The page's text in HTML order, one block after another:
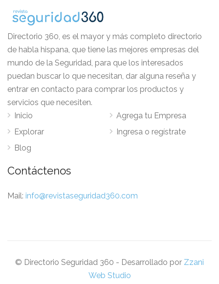
Directorio 360, es el mayor y más completo directorio
de habla hispana, que tiene las mejores empresas del
mundo de la Seguridad, para que los interesados
puedan buscar lo que necesitan, dar alguna reseña y
entrar en contacto para comprar los productos y
servicios que necesiten.
Inicio
Explorar
Blog
Agrega tu Empresa
Ingresa o regístrate
Contáctenos
Mail: info@revistaseguridad360.com
© Directorio Seguridad 360 - Desarrollado por Zzani
Web Studio